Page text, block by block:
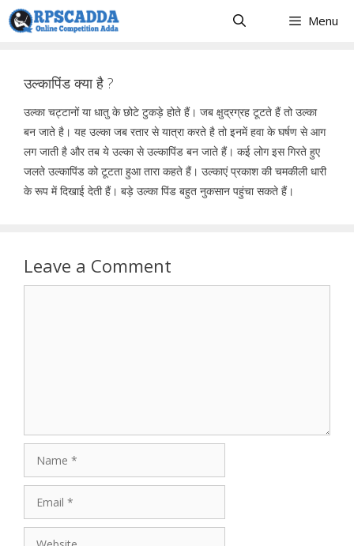
Skip
to
Menu
उल्कापिंड क्या है ?
उल्का चट्टानों या धातु के छोटे टुकड़े होते हैं। जब क्षुद्रग्रह टूटते हैं तो उल्का
बन जाते है। यह उल्का जब रतार से यात्रा करते है तो इनमें हवा के घर्षण से आग
लग जाती है और तब ये उल्का से उल्कापिंड बन जाते हैं। कई लोग इस गिरते हुए
जलते उल्कापिंड को टूटता हुआ तारा कहते हैं। उल्काएं प्रकाश की चमकीली धारी
के रूप में दिखाई देती हैं। बड़े उल्का पिंड बहुत नुकसान पहुंचा सकते हैं।
Leave a Comment
Website